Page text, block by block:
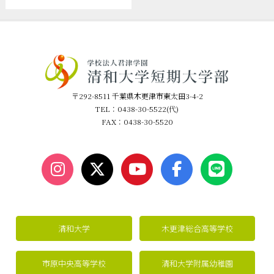
〒292-8511 千葉県木更津市東太田3-4-2
TEL：0438-30-5522(代)
FAX：0438-30-5520
清和大学 木更津総合高等学校
市原中央高等学校 清和大学附属幼稚園